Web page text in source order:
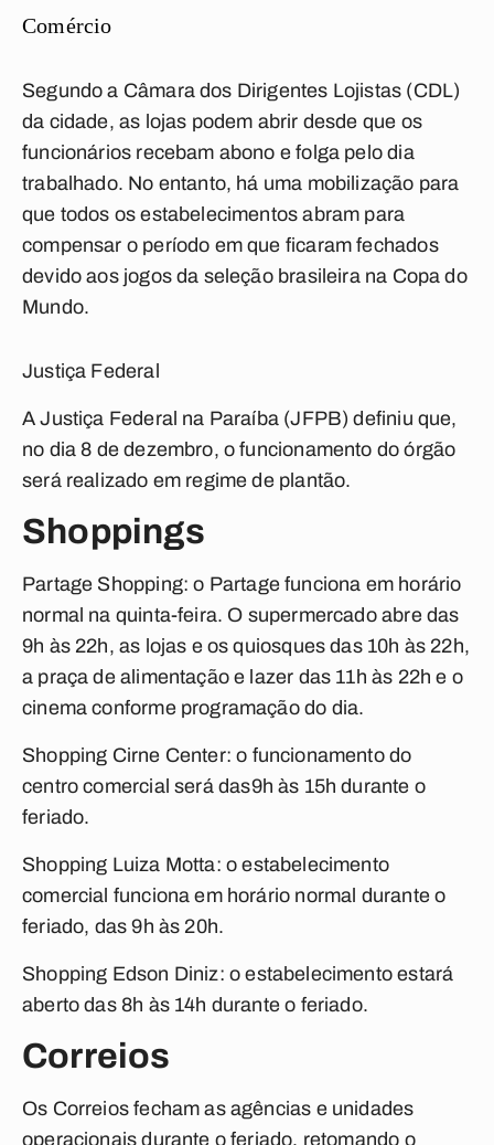
Comércio
Segundo a Câmara dos Dirigentes Lojistas (CDL)
da cidade, as lojas podem abrir desde que os
funcionários recebam abono e folga pelo dia
trabalhado. No entanto, há uma mobilização para
que todos os estabelecimentos abram para
compensar o período em que ficaram fechados
devido aos jogos da seleção brasileira na Copa do
Mundo.
Justiça Federal
A Justiça Federal na Paraíba (JFPB) definiu que,
no dia 8 de dezembro, o funcionamento do órgão
será realizado em regime de plantão.
Shoppings
Partage Shopping:o Partage funciona em horário
normal na quinta-feira. O supermercado abre das
9h às 22h, as lojas e os quiosques das 10h às 22h,
a praça de alimentação e lazer das 11h às 22h e o
cinema conforme programação do dia.
Shopping Cirne Center:o funcionamento do
centro comercial será das9h às 15h durante o
feriado.
Shopping Luiza Motta: o estabelecimento
comercial funciona em horário normal durante o
feriado, das 9h às 20h.
Shopping Edson Diniz: o estabelecimento estará
aberto das 8h às 14h durante o feriado.
Correios
Os Correios fecham as agências e unidades
operacionais durante o feriado, retomando o